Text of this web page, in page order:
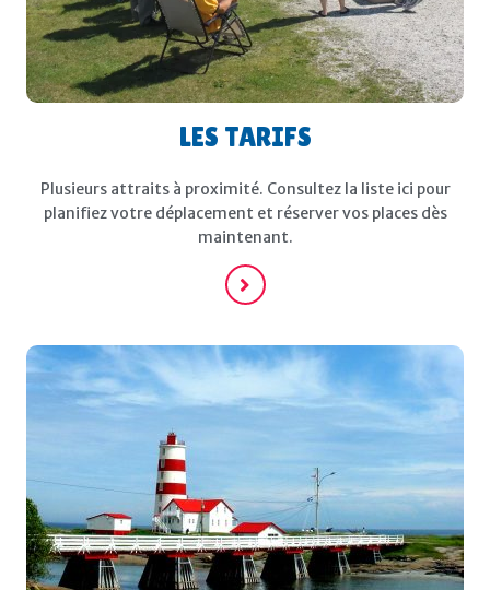
LES TARIFS
Plusieurs attraits à proximité. Consultez la liste ici pour
planifiez votre déplacement et réserver vos places dès
maintenant.